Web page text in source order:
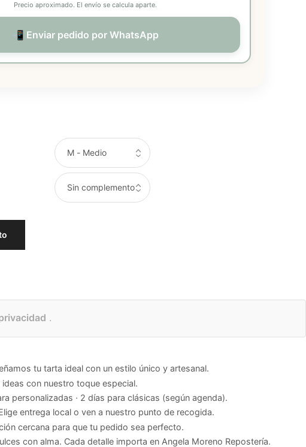
Precio aproximado. El envío se calcula aparte.
📲 Enviar pedido por WhatsApp
.
tu tarta ideal con un estilo único y artesanal.
con nuestro toque especial.
personalizadas · 2 días para clásicas (según agenda).
entrega local o ven a nuestro punto de recogida.
cercana para que tu pedido sea perfecto.
con alma. Cada detalle importa en Angela Moreno Repostería.